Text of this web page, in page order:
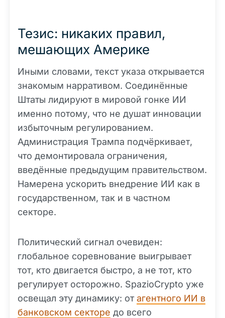
Тезис: никаких правил,
мешающих Америке
Иными словами, текст указа открывается
знакомым нарративом. Соединённые
Штаты лидируют в мировой гонке ИИ
именно потому, что не душат инновации
избыточным регулированием.
Администрация Трампа подчёркивает,
что демонтировала ограничения,
введённые предыдущим правительством.
Намерена ускорить внедрение ИИ как в
государственном, так и в частном
секторе.
Политический сигнал очевиден:
глобальное соревнование выигрывает
тот, кто двигается быстро, а не тот, кто
регулирует осторожно. SpazioCrypto уже
освещал эту динамику: отагентного ИИ в
банковском секторе до всего